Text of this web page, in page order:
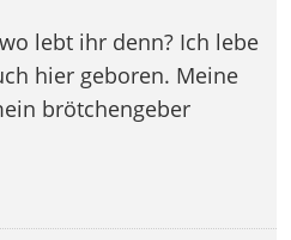
lebt ihr denn? Ich lebe
hier geboren. Meine
brötchengeber